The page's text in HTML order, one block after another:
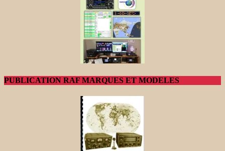
PUBLICATION RAF MARQUES ET MODELES